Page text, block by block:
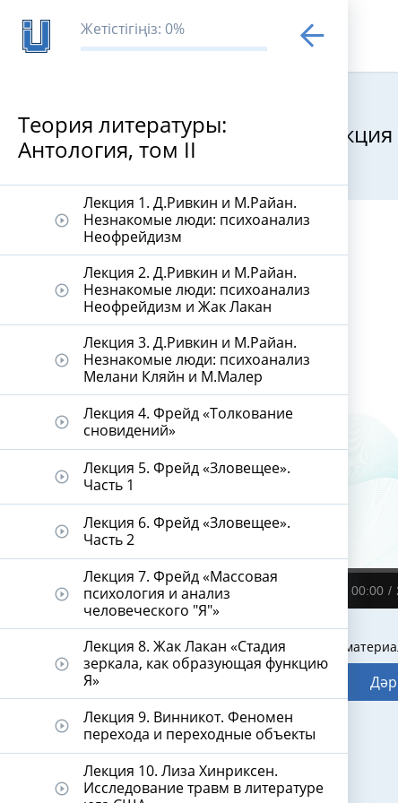
Жетістігіңіз: 0%
Теория литературы:
Антология, том ІІ
play_circle_outline
Лекция 1. Д.Ривкин и М.Райан.
Незнакомые люди: психоанализ
Неофрейдизм
play_circle_outline
Лекция 2. Д.Ривкин и М.Райан.
Незнакомые люди: психоанализ
Неофрейдизм и Жак Лакан
play_circle_outline
Лекция 3. Д.Ривкин и М.Райан.
Незнакомые люди: психоанализ
Мелани Кляйн и М.Малер
play_circle_outline
Лекция 4. Фрейд «Толкование
сновидений»
play_circle_outline
Лекция 5. Фрейд «Зловещее».
Часть 1
play_circle_outline
Лекция 6. Фрейд «Зловещее».
Часть 2
play_circle_outline
Лекция 7. Фрейд «Массовая
психология и анализ
человеческого "Я"»
play_circle_outline
Лекция 8. Жак Лакан «Стадия
зеркала, как образующая функцию
Я»
play_circle_outline
Лекция 9. Винникот. Феномен
перехода и переходные объекты
play_circle_outline
Лекция 10. Лиза Хинриксен.
Исследование травм в литературе
Теория
00:00
Видеодәріс